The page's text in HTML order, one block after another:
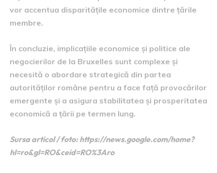
vor accentua disparitățile economice dintre țările
membre.
În concluzie, implicațiile economice și politice ale
negocierilor de la Bruxelles sunt complexe și
necesită o abordare strategică din partea
autorităților române pentru a face față provocărilor
emergente și a asigura stabilitatea și prosperitatea
economică a țării pe termen lung.
Sursa articol / foto: https://news.google.com/home?
hl=ro&gl=RO&ceid=RO%3Aro